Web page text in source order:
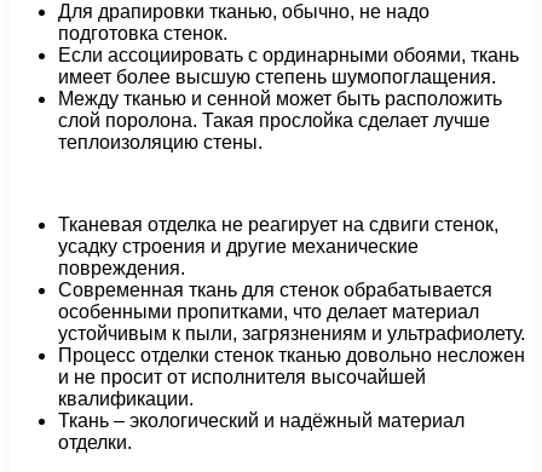
Для драпировки тканью, обычно, не надо
подготовка стенок.
Если ассоциировать с ординарными обоями, ткань
имеет более высшую степень шумопоглащения.
Между тканью и сенной может быть расположить
слой поролона. Такая прослойка сделает лучше
теплоизоляцию стены.
Тканевая отделка не реагирует на сдвиги стенок,
усадку строения и другие механические
повреждения.
Современная ткань для стенок обрабатывается
особенными пропитками, что делает материал
устойчивым к пыли, загрязнениям и ультрафиолету.
Процесс отделки стенок тканью довольно несложен
и не просит от исполнителя высочайшей
квалификации.
Ткань – экологический и надёжный материал
отделки.